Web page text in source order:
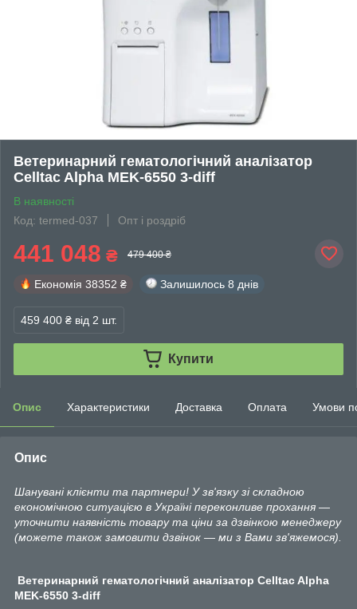
Ветеринарний гематологічний аналізатор
Celltac Alpha MEK-6550 3-diff
В наявності
Код: termed-037
Опт і роздріб
441 048 ₴ 479 400 ₴
Економія 38352 ₴ Залишилось 8 днів
459 400 ₴ від 2 шт.
Купити
Опис Характеристики Доставка Оплата Умови
Опис
Шанувані клієнти та партнери! У зв'язку зі складною
економічною ситуацією в Україні переконливе прохання —
уточнити наявність товару та ціни за дзвінкою менеджеру
(можете також замовити дзвінок — ми з Вами зв'яжемося).
Ветеринарний гематологічний аналізатор Celltac Alpha
MEK-6550 3-diff